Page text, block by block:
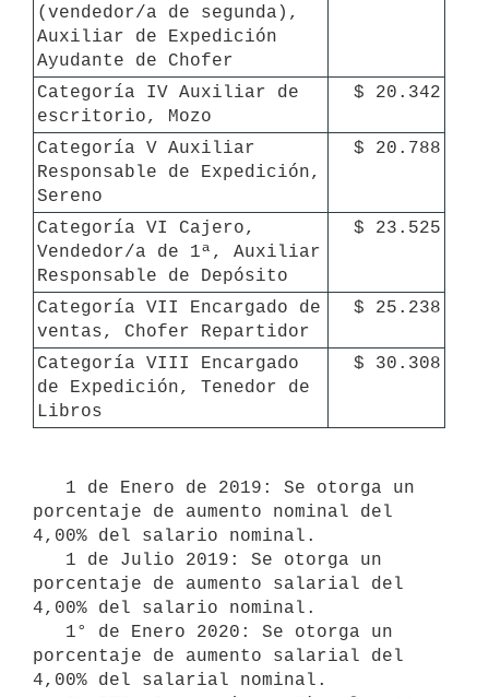
(vendedor/a de segunda),
Auxiliar de Expedición
Ayudante de Chofer
Categoría IV Auxiliar de
escritorio, Mozo
$ 20.342
Categoría V Auxiliar
Responsable de Expedición,
Sereno
$ 20.788
Categoría VI Cajero,
Vendedor/a de 1ª, Auxiliar
Responsable de Depósito
$ 23.525
Categoría VII Encargado de
ventas, Chofer Repartidor
$ 25.238
Categoría VIII Encargado
de Expedición, Tenedor de
Libros
$ 30.308
porcentaje de aumento nominal del
4,00% del salario nominal.
porcentaje de aumento salarial del
4,00% del salario nominal.
porcentaje de aumento salarial del
4,00% del salarial nominal.